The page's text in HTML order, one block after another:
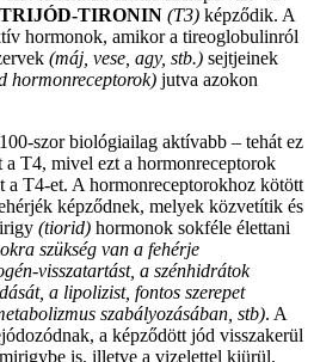
TRIJÓD-TIRONIN (T3) képződik. A
hormonok, amikor a tireoglobulinról
(máj, vese, agy, stb.) sejtjeinek
hormonreceptorok) jutva azokon
szor biológiailag aktívabb – tehát ez
T4, mivel ezt a hormonreceptorok
a T4-et. A hormonreceptorokhoz kötött
képződnek, melyek közvetítik és
(tiorid) hormonok sokféle élettani
szükség van a fehérje
visszatartást, a szénhidrátok
a lipolizist, fontos szerepet
szabályozásában, stb). A
a képződött jód visszakerül
is, illetve a vizelettel kiürül.